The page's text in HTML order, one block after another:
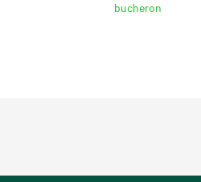
bucheron